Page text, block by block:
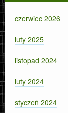
czerwiec 2026
luty 2025
listopad 2024
luty 2024
styczeń 2024